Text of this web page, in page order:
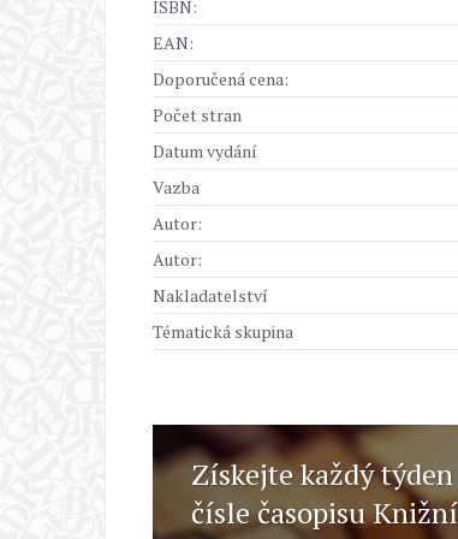
ISBN:
EAN:
Doporučená cena:
Počet stran
Datum vydání
Vazba
Autor:
Autor:
Nakladatelství
Tématická skupina
Získejte každý
čísle časopisu